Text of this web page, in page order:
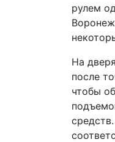
рулем
На
после
чтобы